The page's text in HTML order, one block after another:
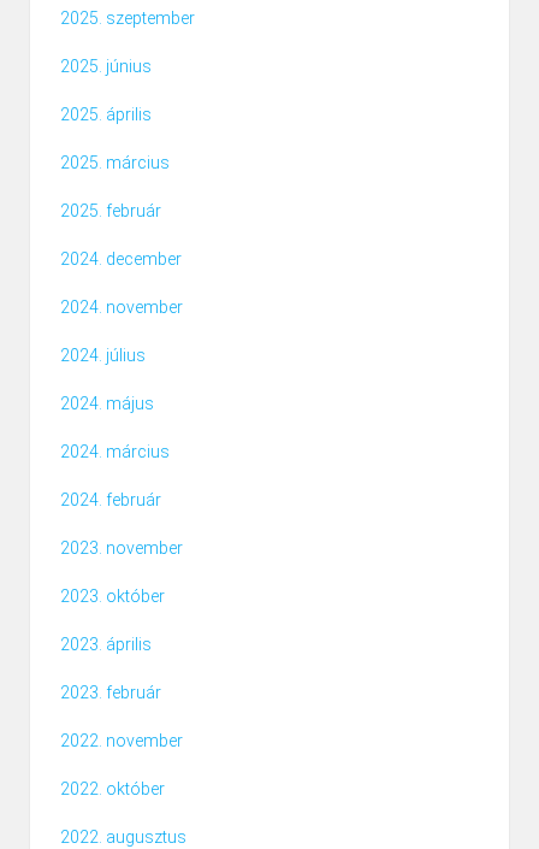
2025. szeptember
2025. június
2025. április
2025. március
2025. február
2024. december
2024. november
2024. július
2024. május
2024. március
2024. február
2023. november
2023. október
2023. április
2023. február
2022. november
2022. október
2022. augusztus